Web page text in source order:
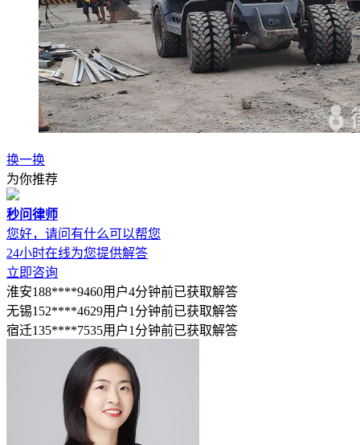
换一换
为你推荐
秒问律师
您好，请问有什么可以帮您
24小时在线为您提供解答
立即咨询
淮安188****9460用户4分钟前已获取解答
无锡152****4629用户1分钟前已获取解答
宿迁135****7535用户1分钟前已获取解答